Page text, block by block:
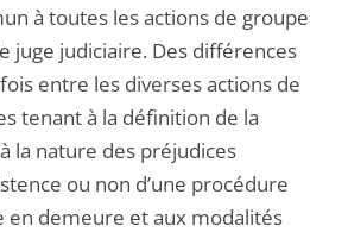
à toutes les actions de groupe
juge judiciaire. Des différences
entre les diverses actions de
tenant à la définition de la
la nature des préjudices
ou non d’une procédure
en demeure et aux modalités